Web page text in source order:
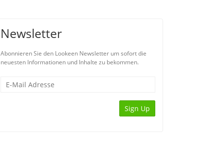
Newsletter
Abonnieren Sie den Lookeen Newsletter um sofort die
neuesten Informationen und Inhalte zu bekommen.
Sign Up